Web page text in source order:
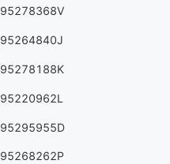
95278368V
95264840J
95278188K
95220962L
95295955D
95268262P